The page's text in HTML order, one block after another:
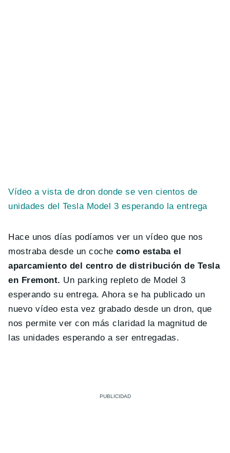
Vídeo a vista de dron donde se ven cientos de
unidades del Tesla Model 3 esperando la entrega
Hace unos días podíamos ver un vídeo que nos
mostraba desde un coche como estaba el
aparcamiento del centro de distribución de Tesla
en Fremont. Un parking repleto de Model 3
esperando su entrega. Ahora se ha publicado un
nuevo vídeo esta vez grabado desde un dron, que
nos permite ver con más claridad la magnitud de
las unidades esperando a ser entregadas.